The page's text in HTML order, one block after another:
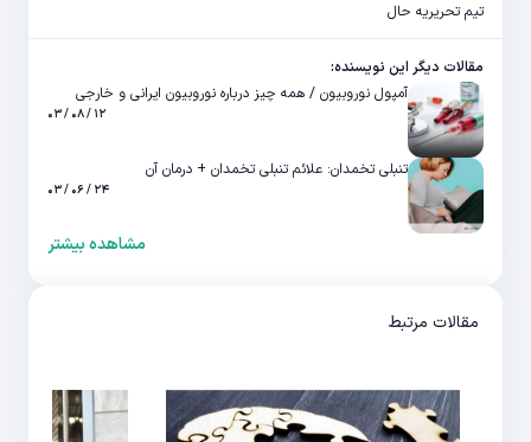
تیم تحریریه حال
مقالات دیگر این نویسنده:
آمپول نوروبیون / همه چیز درباره نوروبیون ایرانی و خارجی
۱۲ / ۰۸ / ۰۳
تنبلی تخمدان: علائم تنبلی تخمدان + درمان آن
۲۴ / ۰۶ / ۰۳
مشاهده بیشتر
مقالات مرتبط